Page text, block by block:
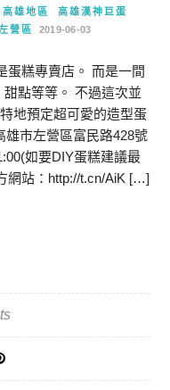
高雄地區
高雄漢神巨蛋
營區 2019-06-03
蛋糕專賣店。 而是一間
點等等。 不過這次並
地預定超可愛的造型蛋
雄市左營區富民路428號
如要DIY蛋糕建議最
網站：http://t.cn/AiK […]